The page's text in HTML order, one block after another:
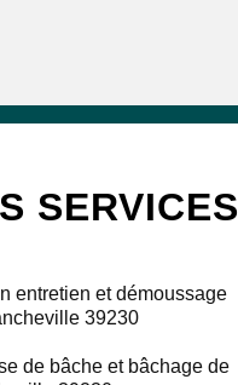
SERVICES
entretien et démoussage
39230
de bâche et bâchage de